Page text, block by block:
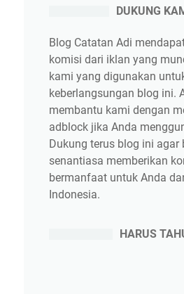
DUKUNG
Blog Catatan Adi
komisi dari iklan yang
kami yang digunakan
keberlangsungan blog ini.
membantu kami dengan
adblock jika Anda
Dukung terus blog ini agar
senantiasa memberikan
bermanfaat untuk Anda
Indonesia.
HARUS